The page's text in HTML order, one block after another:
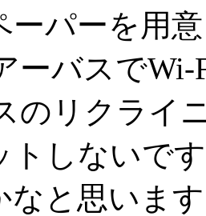
ーパーを用
ーバスで
のリクライ
トしないで
なと思いま